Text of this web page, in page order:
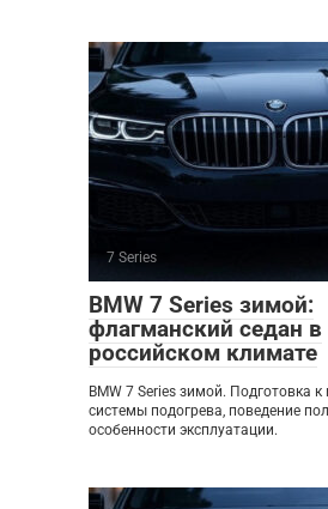
7 Series
BMW 7 Series зимой:
флагманский седан в
российском климате
BMW 7 Series зимой. Подготовка
системы подогрева, поведение
особенности эксплуатации.